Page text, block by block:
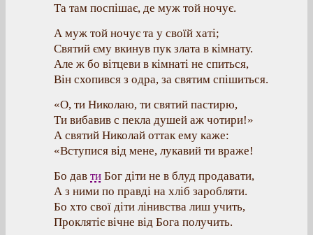
Та там поспішає, де муж той ночує.
А муж той ночує та у своїй хаті;
Святий єму вкинув пук злата в кімнату.
Але ж бо вітцеви в кімнаті не спиться,
Він схопився з одра, за святим спішиться.
«О, ти Николаю, ти святий пастирю,
Ти вибавив с пекла душей аж чотири!»
А святий Николай оттак ему каже:
«Вступися від мене, лукавий ти враже!
Бо дав ти Бог діти не в блуд продавати,
А з ними по правді на хліб заробляти.
Бо хто свої діти лінивства лиш учить,
Проклятіє вічне від Бога получить.